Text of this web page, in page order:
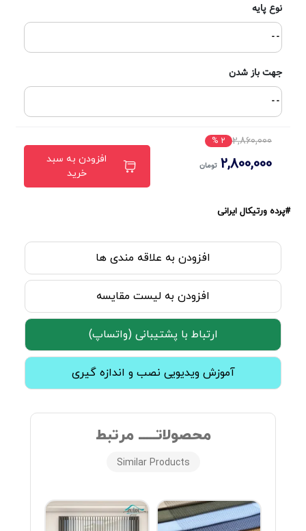
نوع پایه
- -
جهت باز شدن
- -
2,860,000
2 %
2,800,000 تومان
افزودن به سبد
خرید
#پرده ورتیکال ایرانی
افزودن به علاقه مندی ها
افزودن به لیست مقایسه
ارتباط با پشتیبانی (واتساپ)
آموزش ویدیویی نصب و اندازه گیری
محصولاتـــــ مرتبط
Similar Products